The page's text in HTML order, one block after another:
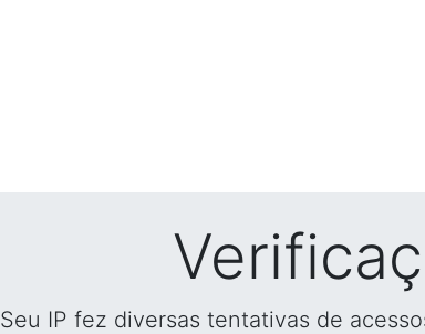
Seu IP fez diversas tentativas de